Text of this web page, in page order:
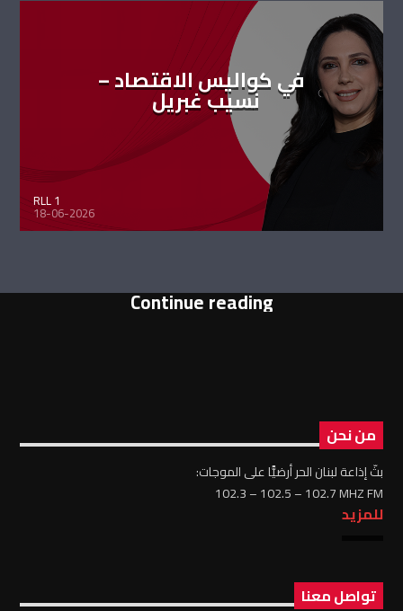
في كواليس الاقتصاد –
نسيب غبريل
RLL 1
18-06-2026
Continue reading
من نحن
بثّ إذاعة لبنان الحر أرضيًّا على الموجات:
102.3 – 102.5 – 102.7 MHZ FM
للمزيد
تواصل معنا